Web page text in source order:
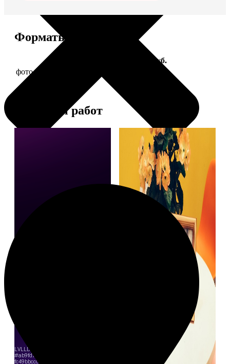
Форматы и цены
Цена, руб.
фото 15х15 в деревянной рамке
Примеры работ